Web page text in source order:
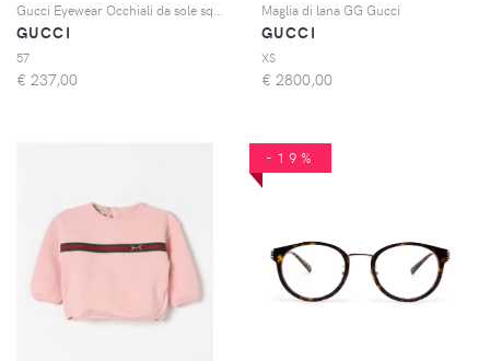
GUCCI
57
€ 237,00
Maglia di lana GG Gucci
GUCCI
XS
€ 2800,00
-19%